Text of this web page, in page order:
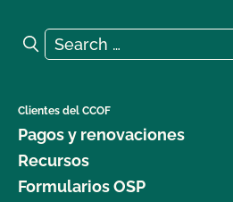
Search for:
Search
Clientes del CCOF
Pagos y renovaciones
Recursos
Formularios OSP